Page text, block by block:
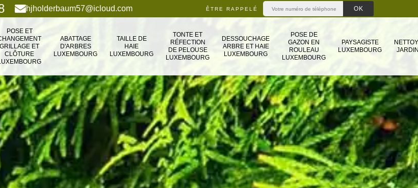
hjholderbaum57@icloud.com ÊTRE RAPPELÉ
POSE ET
GRILLAGE ET
CLÔTURE
ABATTAGE
D'ARBRES
LUXEMBOURG
TAILLE DE
HAIE
LUXEMBOURG
TONTE ET
RÉFECTION
DE PELOUSE
LUXEMBOURG
DESSOUCHAGE
ARBRE ET HAIE
LUXEMBOURG
POSE DE
GAZON EN
ROULEAU
LUXEMBOURG
PAYSAGISTE
LUXEMBOURG